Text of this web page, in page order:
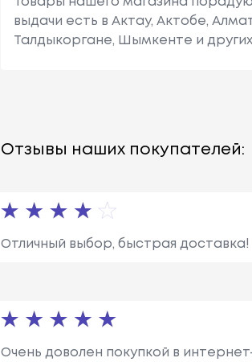
выдачи есть в Актау, Актобе,
Талдыкоргане, Шымкенте и
Отзывы наших покупателей:
Отличный выбор, быстрая доставка!
Очень доволен покупкой в